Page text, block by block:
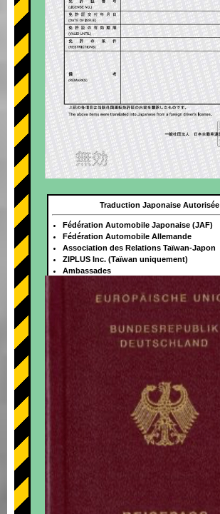
+
Traduction Japonaise Autorisée
Fédération Automobile Japonaise (JAF)
Fédération Automobile Allemande
Association des Relations Taïwan-Japon
ZIPLUS Inc. (Taïwan uniquement)
Ambassades